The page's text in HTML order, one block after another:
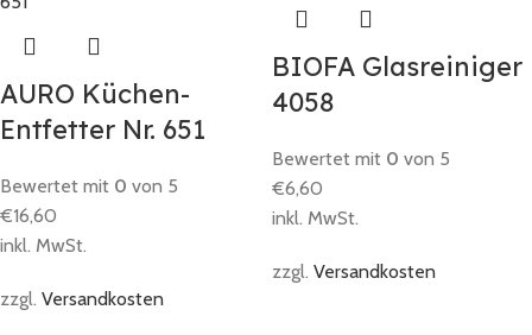
AURO Küchen-
Entfetter Nr. 651
Bewertet mit 0 von 5
€16,60
inkl. MwSt.
zzgl. Versandkosten
BIOFA Glasreiniger
4058
Bewertet mit 0 von 5
€6,60
inkl. MwSt.
zzgl. Versandkosten